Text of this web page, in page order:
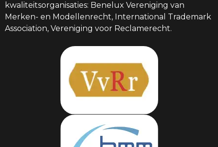
kwaliteitsorganisaties: Benelux Vereniging van
Merken- en Modellenrecht, International Trademark
Association, Vereniging voor Reclamerecht.